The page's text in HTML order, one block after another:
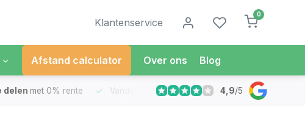
Klantenservice
0
Afstand calculator Over ons Blog
delen met 0% rente Vandaag besteldMorgen in Huis*
4,9/5